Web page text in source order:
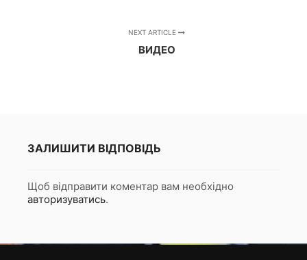
NEXT ARTICLE
ВИДЕО
ЗАЛИШИТИ ВІДПОВІДЬ
Щоб відправити коментар вам необхідно
авторизуватись.